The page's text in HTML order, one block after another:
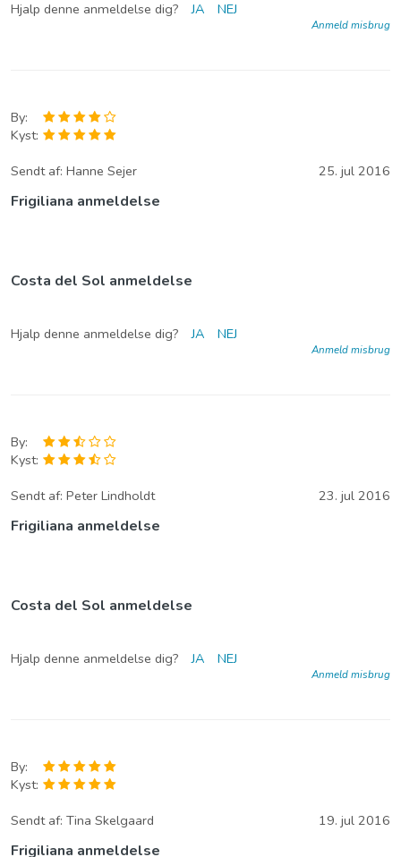
Hjalp denne anmeldelse dig? JA NEJ
Anmeld misbrug
By:
Kyst:
Sendt af: Hanne Sejer 25. jul 2016
Frigiliana anmeldelse
Costa del Sol anmeldelse
Hjalp denne anmeldelse dig? JA NEJ
Anmeld misbrug
By:
Kyst:
Sendt af: Peter Lindholdt 23. jul 2016
Frigiliana anmeldelse
Costa del Sol anmeldelse
Hjalp denne anmeldelse dig? JA NEJ
Anmeld misbrug
By:
Kyst:
Sendt af: Tina Skelgaard 19. jul 2016
Frigiliana anmeldelse